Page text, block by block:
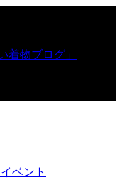
物ブログ」
ベント